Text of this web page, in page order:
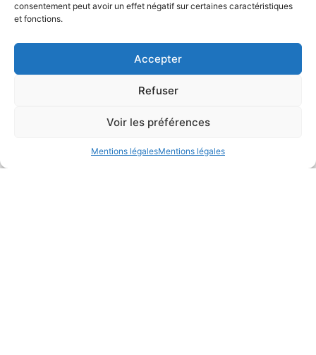
consentement peut avoir un effet négatif sur certaines caractéristiques
et fonctions.
Accepter
Refuser
Voir les préférences
Mentions légalesMentions légales